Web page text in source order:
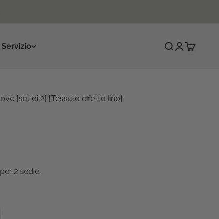
CercaAccediCarrello
[set di 2] [Tessuto effetto lino]
2 sedie.